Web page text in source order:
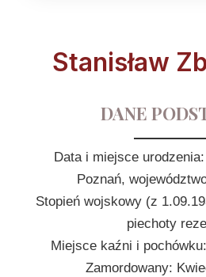
Stanisław
DANE
Data i miejsce
Poznań,
Stopień wojskowy (z
piechoty
Miejsce kaźni i
Zamordowany: